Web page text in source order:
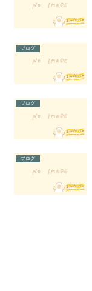
ブログ
ブログ
ブログ